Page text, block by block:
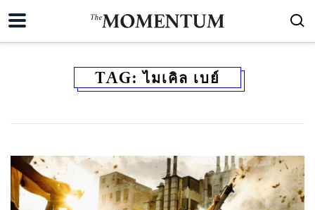
TAG:ไมเคิล เบย์